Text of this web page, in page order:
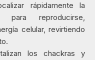
rápidamente la
reproducirse,
celular, revirtiendo
los chackras y